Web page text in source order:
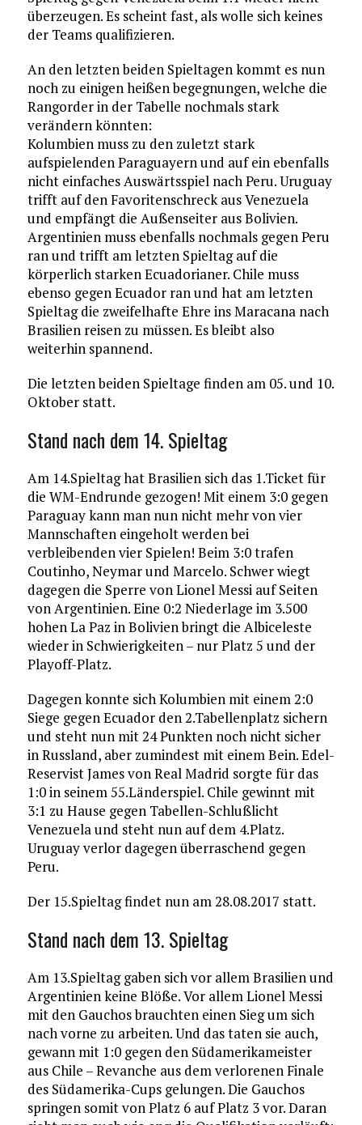
überzeugen. Es scheint fast, als wolle sich keines
der Teams qualifizieren.
An den letzten beiden Spieltagen kommt es nun
noch zu einigen heißen begegnungen, welche die
Rangorder in der Tabelle nochmals stark
verändern könnten:
Kolumbien muss zu den zuletzt stark
aufspielenden Paraguayern und auf ein ebenfalls
nicht einfaches Auswärtsspiel nach Peru. Uruguay
trifft auf den Favoritenschreck aus Venezuela
und empfängt die Außenseiter aus Bolivien.
Argentinien muss ebenfalls nochmals gegen Peru
ran und trifft am letzten Spieltag auf die
körperlich starken Ecuadorianer. Chile muss
ebenso gegen Ecuador ran und hat am letzten
Spieltag die zweifelhafte Ehre ins Maracana nach
Brasilien reisen zu müssen. Es bleibt also
weiterhin spannend.
Die letzten beiden Spieltage finden am 05. und 10.
Oktober statt.
Stand nach dem 14. Spieltag
Am 14.Spieltag hat Brasilien sich das 1.Ticket für
die WM-Endrunde gezogen! Mit einem 3:0 gegen
Paraguay kann man nun nicht mehr von vier
Mannschaften eingeholt werden bei
verbleibenden vier Spielen! Beim 3:0 trafen
Coutinho, Neymar und Marcelo. Schwer wiegt
dagegen die Sperre von Lionel Messi auf Seiten
von Argentinien. Eine 0:2 Niederlage im 3.500
hohen La Paz in Bolivien bringt die Albiceleste
wieder in Schwierigkeiten – nur Platz 5 und der
Playoff-Platz.
Dagegen konnte sich Kolumbien mit einem 2:0
Siege gegen Ecuador den 2.Tabellenplatz sichern
und steht nun mit 24 Punkten noch nicht sicher
in Russland, aber zumindest mit einem Bein. Edel-
Reservist James von Real Madrid sorgte für das
1:0 in seinem 55.Länderspiel. Chile gewinnt mit
3:1 zu Hause gegen Tabellen-Schlußlicht
Venezuela und steht nun auf dem 4.Platz.
Uruguay verlor dagegen überraschend gegen
Peru.
Der 15.Spieltag findet nun am 28.08.2017 statt.
Stand nach dem 13. Spieltag
Am 13.Spieltag gaben sich vor allem Brasilien und
Argentinien keine Blöße. Vor allem Lionel Messi
mit den Gauchos brauchten einen Sieg um sich
nach vorne zu arbeiten. Und das taten sie auch,
gewann mit 1:0 gegen den Südamerikameister
aus Chile – Revanche aus dem verlorenen Finale
des Südamerika-Cups gelungen. Die Gauchos
springen somit von Platz 6 auf Platz 3 vor. Daran